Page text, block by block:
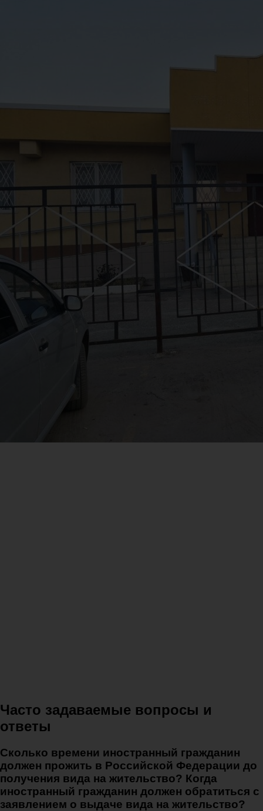
Часто задаваемые вопросы и
ответы
Сколько времени иностранный гражданин
должен прожить в Российской Федерации до
получения вида на жительство? Когда
иностранный гражданин должен обратиться с
заявлением о выдаче вида на жительство?